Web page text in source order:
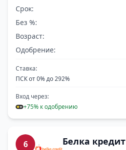
Срок:
Без %:
Возраст:
Одобрение:
Ставка:
ПСК от 0% до 292%
Вход через:
+75% к одобрению
6 Белка кредит